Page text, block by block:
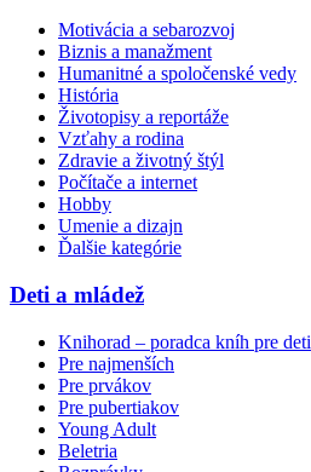
Motivácia a sebarozvoj
Biznis a manažment
Humanitné a spoločenské vedy
História
Životopisy a reportáže
Vzťahy a rodina
Zdravie a životný štýl
Počítače a internet
Hobby
Umenie a dizajn
Ďalšie kategórie
Deti a mládež
Knihorad – poradca kníh pre deti
Pre najmenších
Pre prvákov
Pre pubertiakov
Young Adult
Beletria